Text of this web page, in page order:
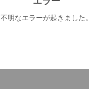
不明なエラーが起きました。